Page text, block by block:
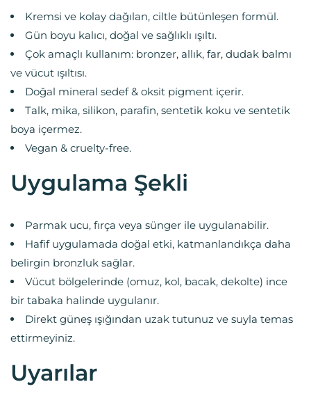
Kremsi ve kolay dağılan, ciltle bütünleşen formül.
Gün boyu kalıcı, doğal ve sağlıklı ışıltı.
Çok amaçlı kullanım: bronzer, allık, far, dudak balmı
ve vücut ışıltısı.
Doğal mineral sedef & oksit pigment içerir.
Talk, mika, silikon, parafin, sentetik koku ve sentetik
boya içermez.
Vegan & cruelty-free.
Uygulama Şekli
Parmak ucu, fırça veya sünger ile uygulanabilir.
Hafif uygulamada doğal etki, katmanlandıkça daha
belirgin bronzluk sağlar.
Vücut bölgelerinde (omuz, kol, bacak, dekolte) ince
bir tabaka halinde uygulanır.
Direkt güneş ışığından uzak tutunuz ve suyla temas
ettirmeyiniz.
Uyarılar